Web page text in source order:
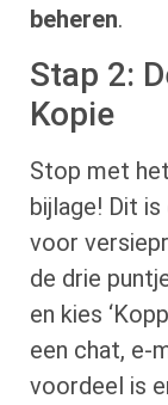
beheren.
Stap 2:
Kopie
Stop met
bijlage! Dit
voor
de drie
en kies
een chat, e-
voordeel is